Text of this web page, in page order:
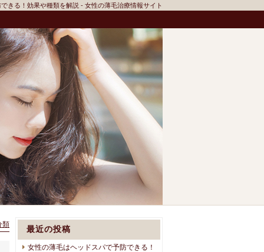
きる！効果や種類を解説 - 女性の薄毛治療情報サイト
類 最近の投稿
女性の薄毛はヘッドスパで予防できる！